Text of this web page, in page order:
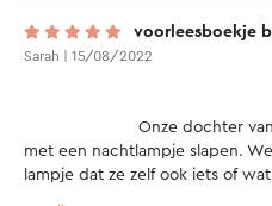
voorleesboekje
Sarah | 15/08/2022
met een nachtlampje slapen.
lampje dat ze zelf ook iets of